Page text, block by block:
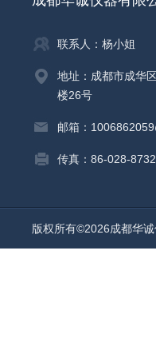
联系人：杨小姐
地址：成都市成华
楼26号
邮箱：
传真：86-028-
版权所有©2026成都华